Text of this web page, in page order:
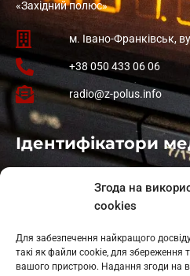
Згода на
cookies
Для забезпечення найкращого
такі як файли cookie, для збереження
вашого пристрою. Надання згоди на
«Західний полюс»
м. Івано-Франківськ,
+38 050 433 06 06
radio@z-polus.info
Ідентифікатори
: L11-01410
: L11-01801
Косів: L11-01805
Гарасимів: L11-02274